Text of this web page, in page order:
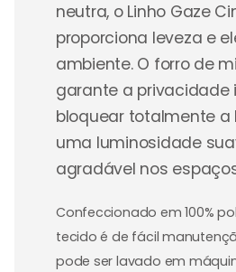
neutra, o Linho Gaze
proporciona leveza e
ambiente. O forro de
garante a privacidade
bloquear totalmente a
uma luminosidade
agradável nos
Confeccionado em 100%
tecido é de fácil
pode ser lavado em